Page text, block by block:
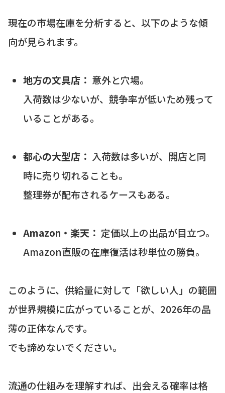
現在の市場在庫を分析すると、以下のような傾
向が見られます。
地方の文具店： 意外と穴場。
入荷数は少ないが、競争率が低いため残って
いることがある。
都心の大型店： 入荷数は多いが、開店と同
時に売り切れることも。
整理券が配布されるケースもある。
Amazon・楽天： 定価以上の出品が目立つ。
Amazon直販の在庫復活は秒単位の勝負。
このように、供給量に対して「欲しい人」の範囲
が世界規模に広がっていることが、2026年の品
薄の正体なんです。
でも諦めないでください。
流通の仕組みを理解すれば、出会える確率は格